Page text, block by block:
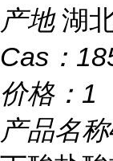
产地 湖
Cas：
价格： 1
产品名称